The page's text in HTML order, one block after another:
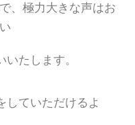
、極力大きな声はお
たします。
していただけるよ